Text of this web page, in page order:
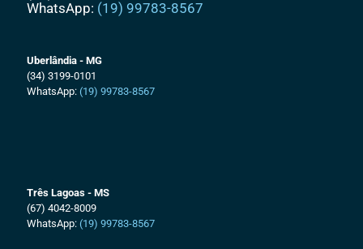
WhatsApp: (19) 99783-8567
Uberlândia - MG
(34) 3199-0101
WhatsApp: (19) 99783-8567
Três Lagoas - MS
(67) 4042-8009
WhatsApp: (19) 99783-8567